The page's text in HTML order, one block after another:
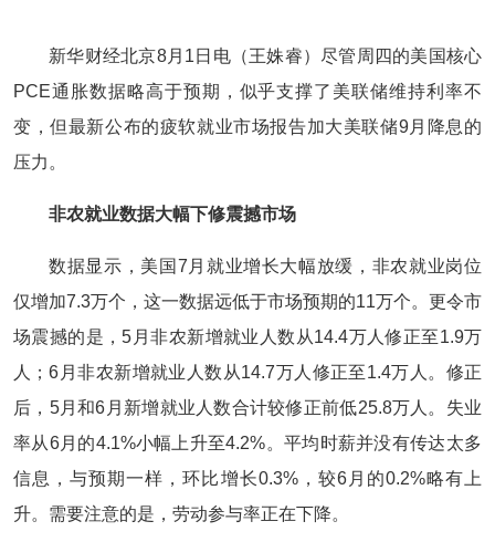
新华财经北京8月1日电（王姝睿）尽管周四的美国核心
PCE通胀数据略高于预期，似乎支撑了美联储维持利率不
变，但最新公布的疲软就业市场报告加大美联储9月降息的
压力。
非农就业数据大幅下修震撼市场
数据显示，美国7月就业增长大幅放缓，非农就业岗位
仅增加7.3万个，这一数据远低于市场预期的11万个。更令市
场震撼的是，5月非农新增就业人数从14.4万人修正至1.9万
人；6月非农新增就业人数从14.7万人修正至1.4万人。修正
后，5月和6月新增就业人数合计较修正前低25.8万人。失业
率从6月的4.1%小幅上升至4.2%。平均时薪并没有传达太多
信息，与预期一样，环比增长0.3%，较6月的0.2%略有上
升。需要注意的是，劳动参与率正在下降。